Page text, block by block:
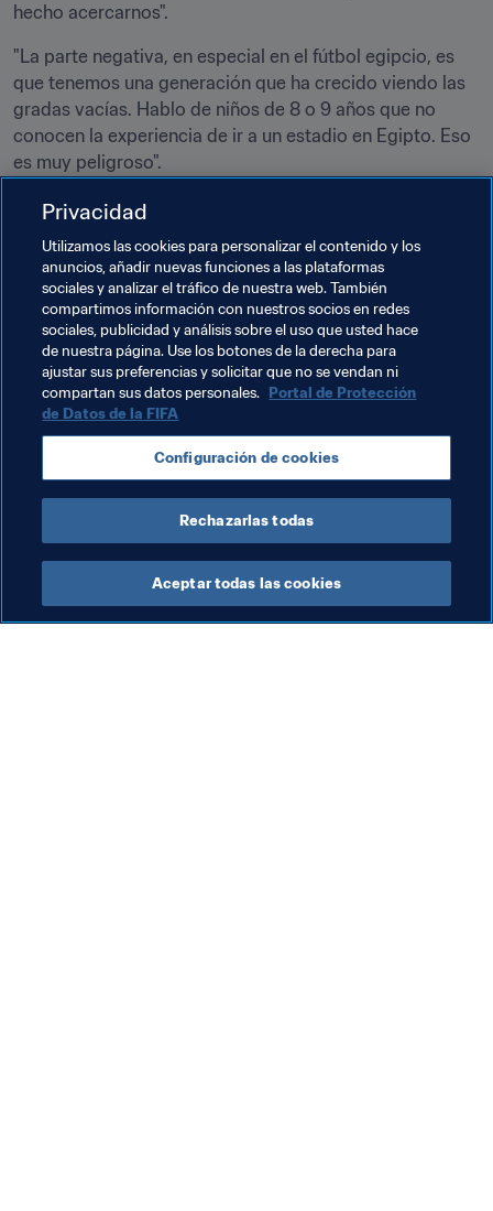
hecho acercarnos".
"La parte negativa, en especial en el fútbol egipcio, es
que tenemos una generación que ha crecido viendo las
gradas vacías. Hablo de niños de 8 o 9 años que no
conocen la experiencia de ir a un estadio en Egipto. Eso
es muy peligroso".
Abouzeid ha hablado largo y tendido sobre este tema en
presenta numerosos obstáculos.
"El eje central de cualquier sistema futbolístico de éxito
es la liga local. Quiero ser capaz de ver un partido cada
semana con las gradas llenas. Ese es mi sueño".
Temas relacionados
Egypt
Privacidad
Utilizamos las cookies para personalizar el contenido y los
anuncios, añadir nuevas funciones a las plataformas
sociales y analizar el tráfico de nuestra web. También
compartimos información con nuestros socios en redes
sociales, publicidad y análisis sobre el uso que usted hace
de nuestra página. Use los botones de la derecha para
ajustar sus preferencias y solicitar que no se vendan ni
compartan sus datos personales. Portal de Protección
de Datos de la FIFA
Configuración de cookies
Rechazarlas todas
Aceptar todas las cookies